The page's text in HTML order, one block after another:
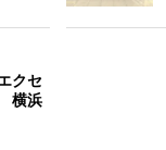
クセ
横浜